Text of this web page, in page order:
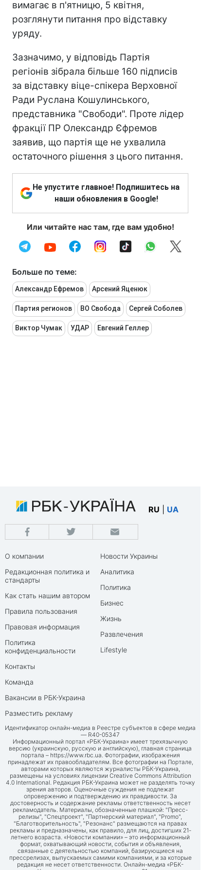
вимагає в п'ятницю, 5 квітня,
розглянути питання про відставку
уряду.
Зазначимо, у відповідь Партія
регіонів зібрала більше 160 підписів
за відставку віце-спікера Верховної
Ради Руслана Кошулинського,
представника "Свободи". Проте лідер
фракції ПР Олександр Єфремов
заявив, що партія ще не ухвалила
остаточного рішення з цього питання.
Не упустите главное! Подпишитесь на
наши обновления в Google!
Или читайте нас там, где вам удобно!
Больше по теме:
Александр Ефремов Арсений Яценюк
Партия регионов ВО Свобода Сергей Соболев
Виктор Чумак УДАР Евгений Геллер
RU UA
О компании
Редакционная политика и
стандарты
Как стать нашим автором
Правила пользования
Правовая информация
Политика
конфиденциальности
Контакты
Команда
Вакансии в РБК-Украина
Разместить рекламу
Новости Украины
Аналитика
Политика
Бизнес
Жизнь
Развлечения
Lifestyle
Идентификатор онлайн-медиа в Реестре субъектов в сфере медиа
— R40-05347
Информационный портал «РБК-Украина» имеет трехязычную
версию (украинскую, русскую и английскую), главная страница
портала – https://www.rbc.ua. Фотографии, изображения
принадлежат их правообладателям. Все фотографии на Портале,
авторами которых являются журналисты РБК-Украина,
размещены на условиях лицензии Creative Commons Attribution
4.0 International. Редакция РБК-Украина может не разделять точку
зрения авторов. Оценочные суждения не подлежат
опровержению и подтверждению их правдивости. За
достоверность и содержание рекламы ответственность несет
рекламодатель. Материалы, обозначенные плашкой: "Пресс-
релизы", "Спецпроект", "Партнерский материал", "Promo",
"Благотворительность", "Резонанс" размещаются на правах
рекламы и предназначены, как правило, для лиц, достигших 21-
летнего возраста. «Новости компании» – это информационный
формат, охватывающий новости, события и объявления,
связанные с деятельностью компаний, базирующиеся на
прессрелизах, выпускаемых самими компаниями, и за которые
редакция не несет ответственности. Онлайн-медиа «РБК-